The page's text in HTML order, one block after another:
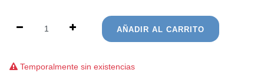
AÑADIR AL CARRITO
Temporalmente sin existencias